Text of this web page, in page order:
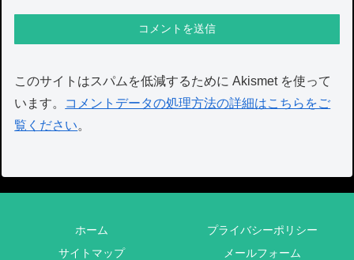
このサイトはスパムを低減するために Akismet を使って
います。
コメントデータの処理方法の詳細はこちらをご
覧ください。
ホーム
プライバシーポリシー
サイトマップ
メールフォーム